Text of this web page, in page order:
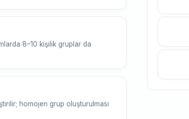
8–10 kişilik gruplar da
homojen grup oluşturulması